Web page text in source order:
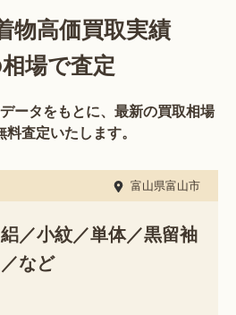
物高価買取実績
場で査定
ータをもとに、最新の買取相場
査定いたします。
富山県富山市
絽／小紋／単体／黒留袖
／など